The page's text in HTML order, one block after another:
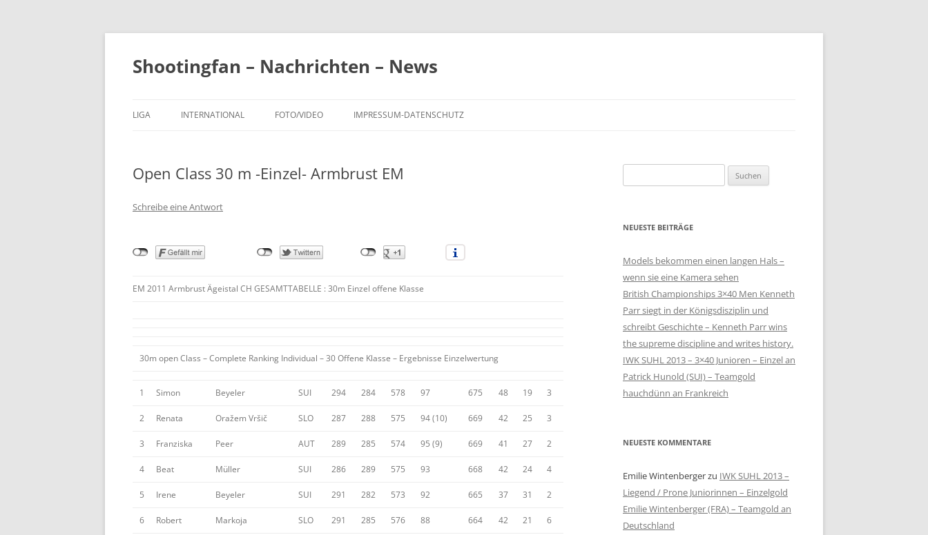
Zum
springen
Shootingfan – Nachrichten – News
LIGA
BUNDESLIGAFINALS – ARCHIV
INTERNATIONAL FOTO/VIDEO IMPRESSUM-DATENSCHUTZ
Open Class 30 m -Einzel- Armbrust EM
Schreibe eine Antwort
EM 2011 Armbrust Ägeistal CH GESAMTTABELLE : 30m Einzel offene Klasse
30m open Class – Complete Ranking Individual – 30 Offene Klasse – Ergebnisse Einzelwertung
1 Simon Beyeler SUI 294 284 578 97 675 48 19 3
2 Renata Oražem Vršič SLO 287 288 575 94 (10) 669 42 25 3
3 Franziska Peer AUT 289 285 574 95 (9) 669 41 27 2
4 Beat Müller SUI 286 289 575 93 668 42 24 4
5 Irene Beyeler SUI 291 282 573 92 665 37 31 2
6 Robert Markoja SLO 291 285 576 88 664 42 21 6
nach:
NEUESTE BEITRÄGE
Models bekommen einen langen Hals –
wenn sie eine Kamera sehen
British Championships 3×40 Men Kenneth
Parr siegt in der Königsdisziplin und
schreibt Geschichte – Kenneth Parr wins
the supreme discipline and writes history.
IWK SUHL 2013 – 3×40 Junioren – Einzel an
Patrick Hunold (SUI) – Teamgold
hauchdünn an Frankreich
NEUESTE KOMMENTARE
Emilie Wintenbergerzu IWK SUHL 2013 –
Liegend / Prone Juniorinnen – Einzelgold
Emilie Wintenberger (FRA) – Teamgold an
Deutschland